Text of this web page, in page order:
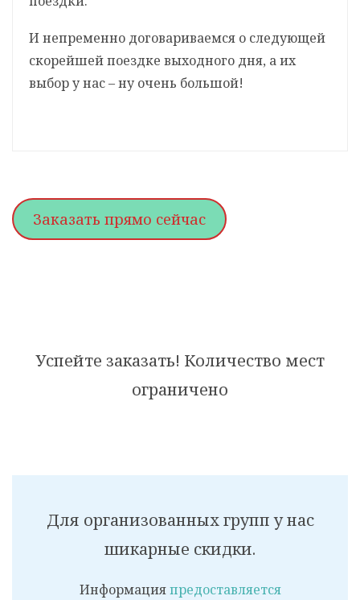
И непременно договариваемся о следующей
скорейшей поездке выходного дня, а их
выбор у нас – ну очень большой!
Заказать прямо сейчас
Успейте заказать! Количество мест
ограничено
Для организованных групп у нас
шикарные скидки.
Информацияпредоставляется